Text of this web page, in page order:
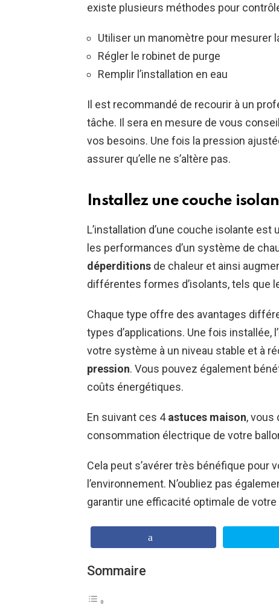
existe plusieurs méthodes pour
Utiliser un manomètre pour mesurer
Régler le robinet de purge
Remplir l’installation en eau
Il est recommandé de recourir à un
tâche. Il sera en mesure de vous
vos besoins. Une fois la pression
assurer qu’elle ne s’altère pas.
Installez une couche
L’installation d’une couche isolante
les performances d’un système de
déperditions de chaleur et ainsi
différentes formes d’isolants, tels que
Chaque type offre des avantages
types d’applications. Une fois installée,
votre système à un niveau stable et à
pression. Vous pouvez également
coûts énergétiques.
En suivant ces 4astuces maison, vous
consommation électrique de votre
Cela peut s’avérer très bénéfique pour
l’environnement. N’oubliez pas
garantir une efficacité optimale de votre
Sommaire